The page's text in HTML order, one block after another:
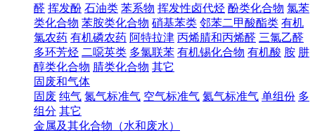
醛 挥发酚 石油类 苯系物 挥发性卤代烃 酚类化合物 氯苯
类化合物 苯胺类化合物 硝基苯类 邻苯二甲酸酯类 有机
氯农药 有机磷农药 阿特拉津 丙烯腈和丙烯醛 三氯乙醛
多环芳烃 二噁英类 多氯联苯 有机锡化合物 有机酸 胺 肼
醇类化合物 腈类化合物 其它
固废和气体
固废 纯气 氮气标准气 空气标准气 氦气标准气 单组份 多
组分 其它
金属及其化合物（水和废水）